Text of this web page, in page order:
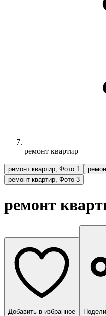
ремонт квартир
ремонт квартир, Фото 1
ремонт квартир, Фото 3
ремонт
Добавить в избранное